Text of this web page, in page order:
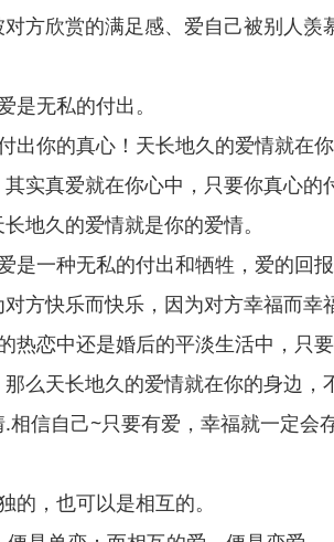
方欣赏的满足感、爱自己被别人
是无私的付出。
出你的真心！天长地久的爱情就在
实真爱就在你心中，只要你真心
地久的爱情就是你的爱情。
是一种无私的付出和牺牲，爱的回
方快乐而快乐，因为对方幸福而幸
热恋中还是婚后的平淡生活中，只
么天长地久的爱情就在你的身边
相信自己~只要有爱，幸福就一定会
的，也可以是相互的。